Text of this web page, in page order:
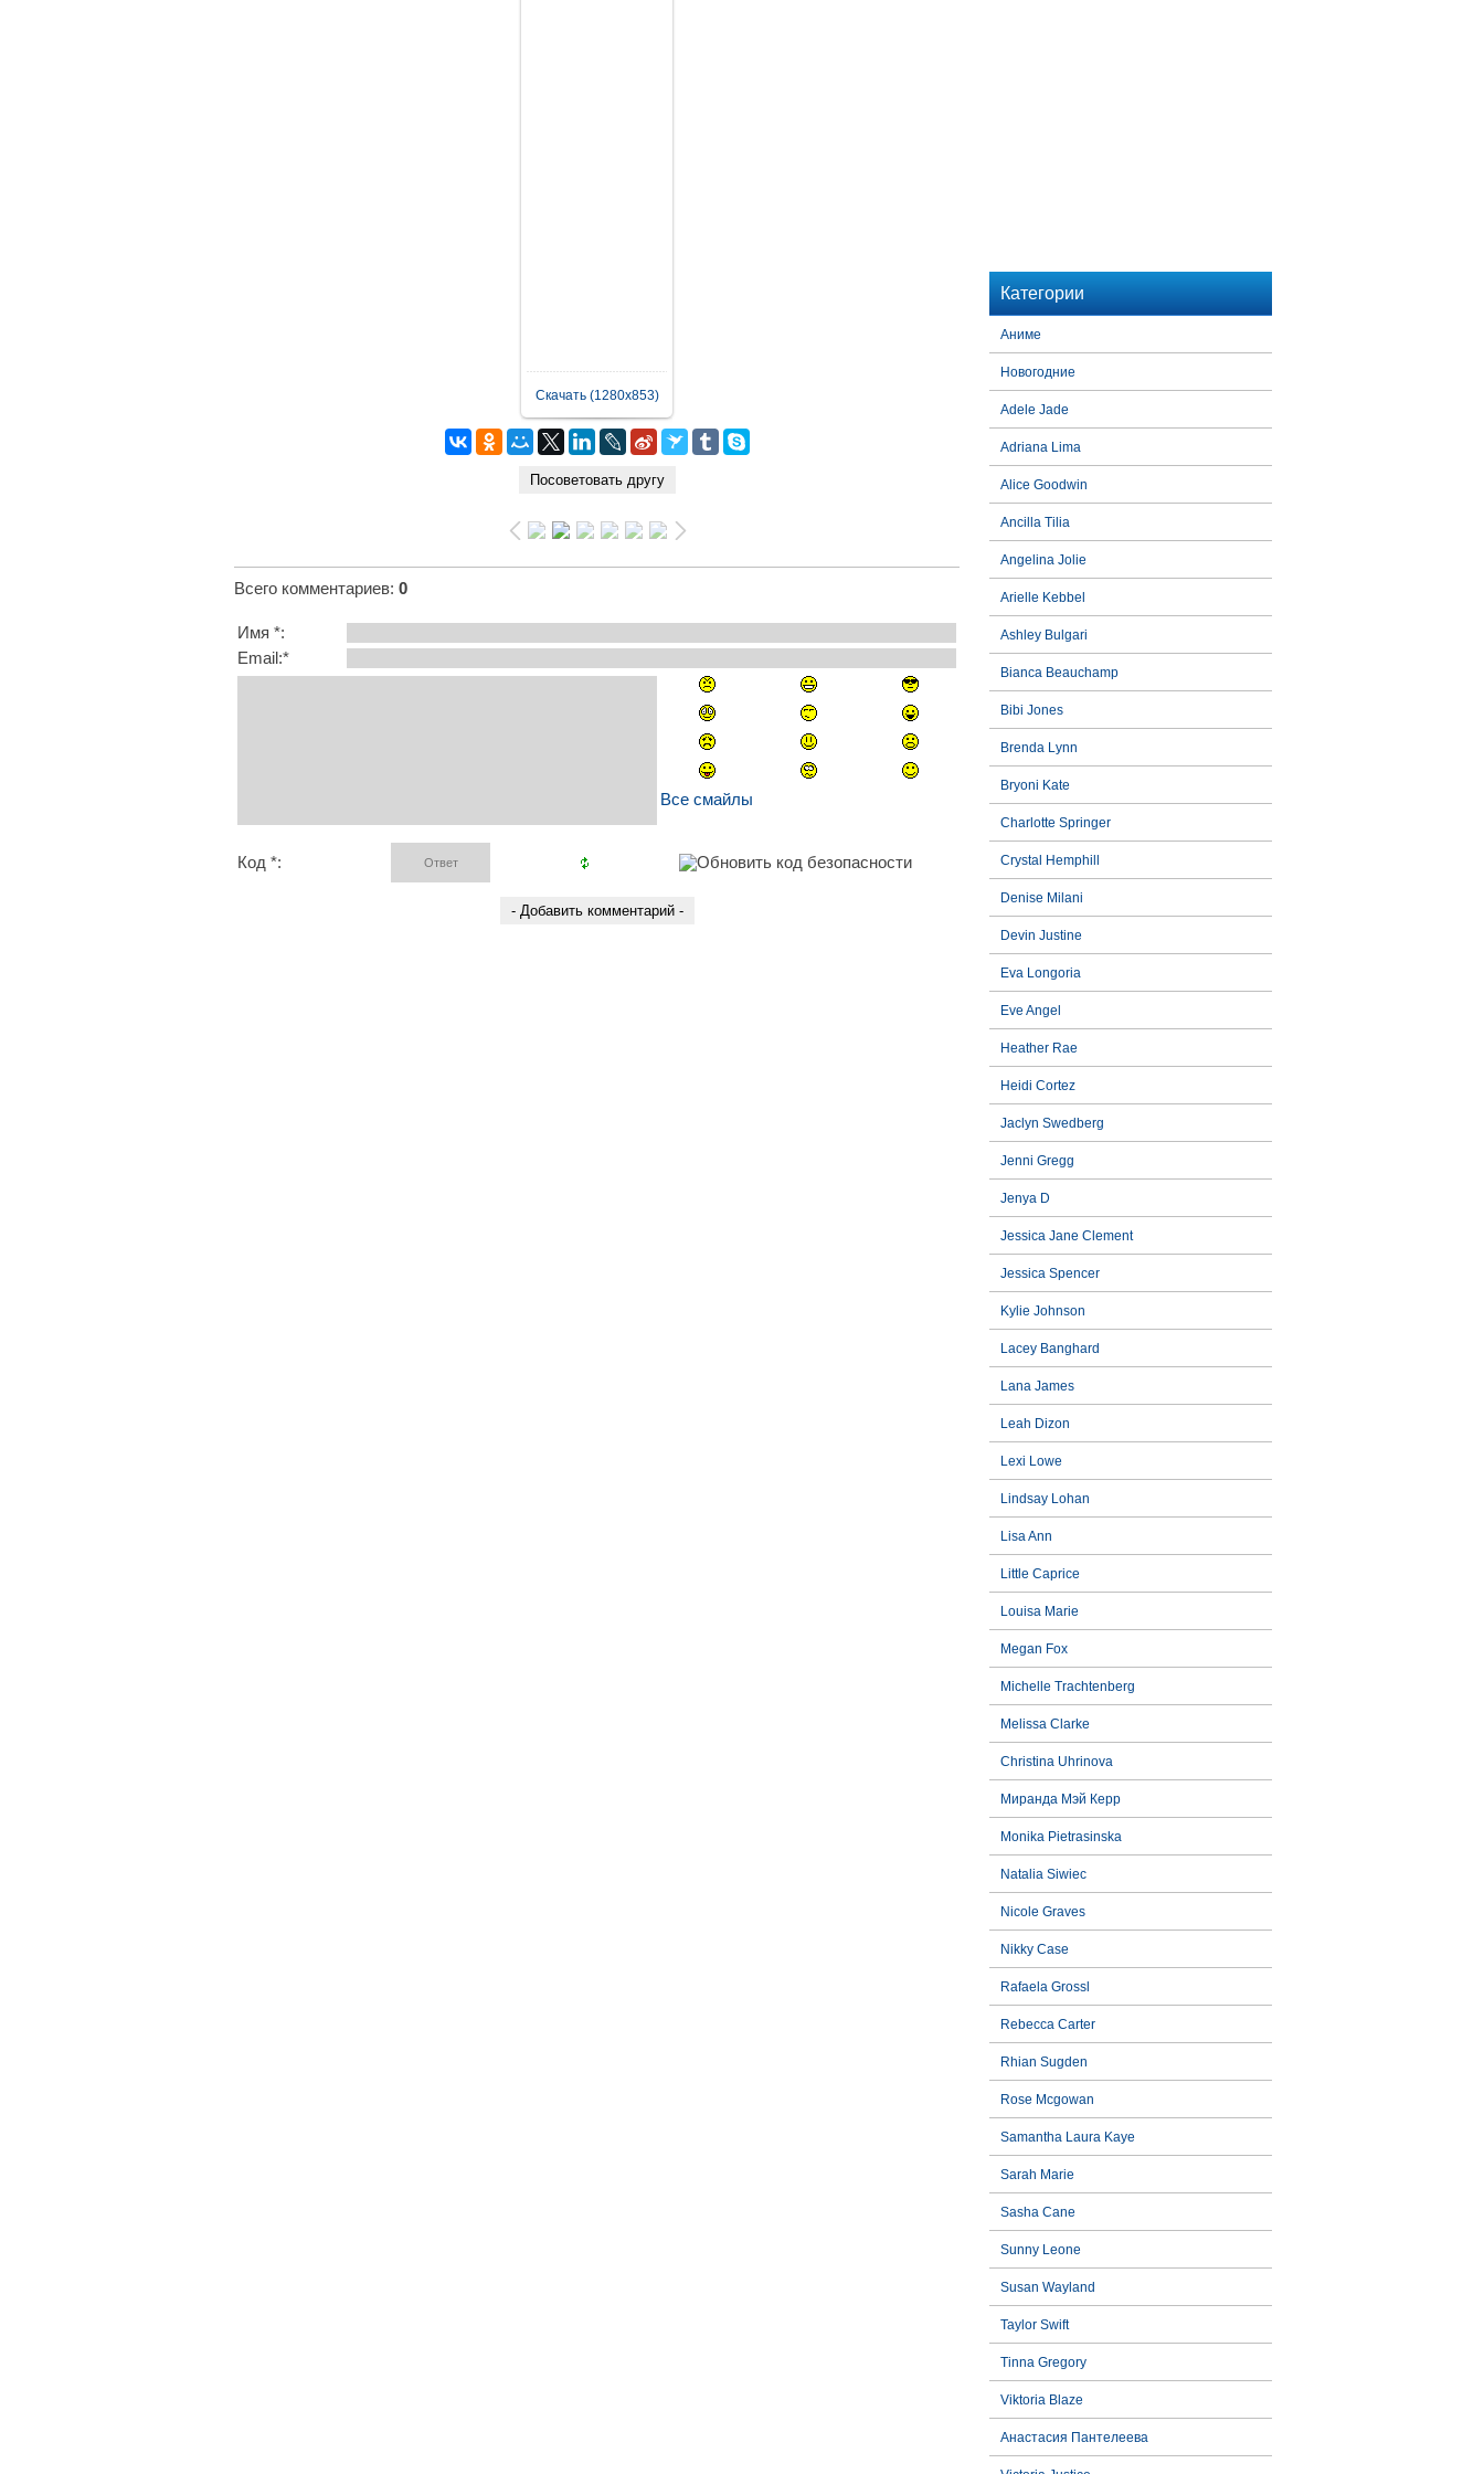
Скачать (1280x853)
Всего комментариев: 0
Имя *:
Email:*
Все смайлы
Код *:
Категории
Аниме
Новогодние
Adele Jade
Adriana Lima
Alice Goodwin
Ancilla Tilia
Angelina Jolie
Arielle Kebbel
Ashley Bulgari
Bianca Beauchamp
Bibi Jones
Brenda Lynn
Bryoni Kate
Charlotte Springer
Crystal Hemphill
Denise Milani
Devin Justine
Eva Longoria
Eve Angel
Heather Rae
Heidi Cortez
Jaclyn Swedberg
Jenni Gregg
Jenya D
Jessica Jane Clement
Jessica Spencer
Kylie Johnson
Lacey Banghard
Lana James
Leah Dizon
Lexi Lowe
Lindsay Lohan
Lisa Ann
Little Caprice
Louisa Marie
Megan Fox
Michelle Trachtenberg
Melissa Clarke
Christina Uhrinova
Миранда Мэй Керр
Monika Pietrasinska
Natalia Siwiec
Nicole Graves
Nikky Case
Rafaela Grossl
Rebecca Carter
Rhian Sugden
Rose Mcgowan
Samantha Laura Kaye
Sarah Marie
Sasha Cane
Sunny Leone
Susan Wayland
Taylor Swift
Tinna Gregory
Viktoria Blaze
Анастасия Пантелеева